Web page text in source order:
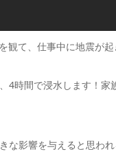
観て、仕事中に地震が起
4時間で浸水します！家
な影響を与えると思われ